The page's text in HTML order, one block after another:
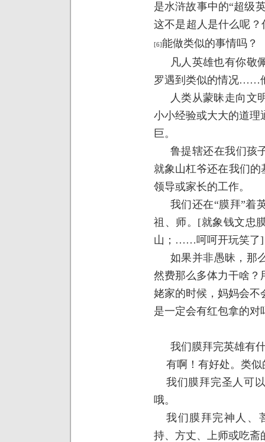
是水浒故事中的“超级
这不是超人是什么呢
[6]能做类似的事情吗？
凡人英雄也有你敬
罗遇到类似的情况……
人类从蒙昧走向文
小小经验或大大的道理
巨。
鲁提辖还在我们孩
就象山杠爷还在我们的
领导或家长的工作。
我们还在“膜拜”着
祖、师。 [就象钱文忠
山；……呵呵开玩笑了]
如果并非愚昧，那
然费那么多体力干啥？
姥家的时候，妈妈会不
是一定会有红包拿的对
我们膜拜完英雄有
有啊！有好处。类
我们膜拜完圣人可
哦。
我们膜拜完神人、
持、方丈、上师或吃斋